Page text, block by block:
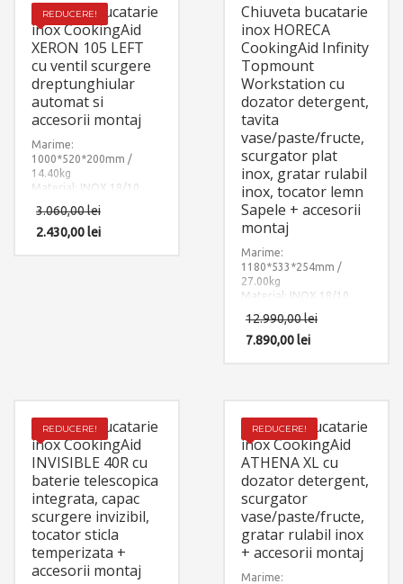
REDUCERE!
Chiuveta bucatarie
inox CookingAid
XERON 105 LEFT
cu ventil scurgere
dreptunghiular
automat si
accesorii montaj
Marime:
1000*520*200mm /
14.40kg
Material: INOX 18/10
Componente: Chiuveta
Xeron 105 Leftcu ventil
3.060,00lei
2.430,00lei
Chiuveta bucatarie
inox HORECA
CookingAid Infinity
Topmount
Workstation cu
dozator detergent,
tavita
vase/paste/fructe,
scurgator plat
inox, gratar rulabil
inox, tocator lemn
Sapele + accesorii
montaj
Marime:
1180*533*254mm /
27.00kg
Material: INOX 18/10
Componente: Chiuveta
Infinity Topmount
gratar rulabil inox +
tocator lemn Sapele.
Include: pachet complet
accesorii montaj.
12.990,00lei
7.890,00lei
REDUCERE!
Chiuveta bucatarie
inox CookingAid
INVISIBLE 40R cu
baterie telescopica
integrata, capac
scurgere invizibil,
tocator sticla
temperizata +
accesorii montaj
REDUCERE!
Chiuveta bucatarie
inox CookingAid
ATHENA XL cu
dozator detergent,
scurgator
vase/paste/fructe,
gratar rulabil inox
+ accesorii montaj
Marime: